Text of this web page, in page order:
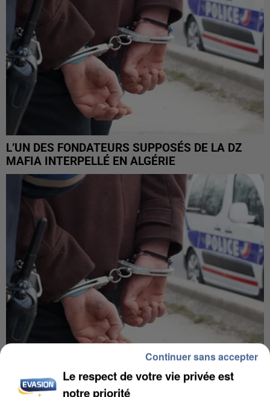
L’UN DES FONDATEURS SUPPOSÉS DE LA DZ
MAFIA INTERPELLÉ EN ALGÉRIE
UN SECOND CADRE DE LA DZ MAFIA
INTERPELLÉ EN ALGÉRIE
Le respect de votre vie privée est
notre priorité
Continuer sans accepter